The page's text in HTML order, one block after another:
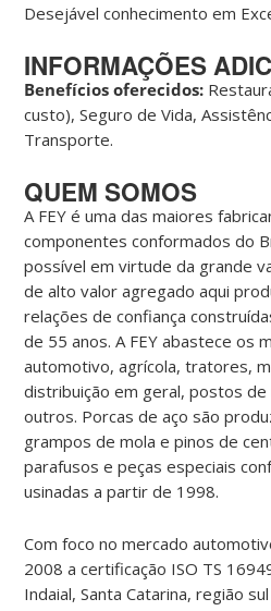
Desejável conhecimento em
INFORMAÇÕES
Benefícios oferecidos:
custo), Seguro de Vida,
Transporte.
QUEM SOMOS
A FEY é uma das maiores
componentes conformados do
possível em virtude da grande
de alto valor agregado aqui
relações de confiança
de 55 anos. A FEY abastece os
automotivo, agrícola, tratores,
distribuição em geral, postos
outros. Porcas de aço são
grampos de mola e pinos de
parafusos e peças especiais
usinadas a partir de 1998.
Com foco no mercado
2008 a certificação ISO TS
Indaial, Santa Catarina, região